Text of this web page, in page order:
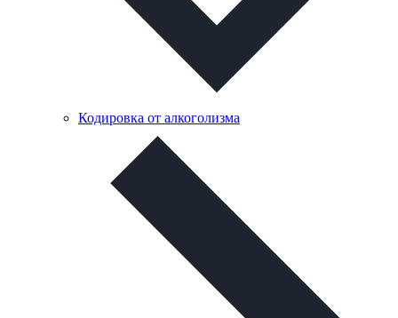
Кодировка от алкоголизма